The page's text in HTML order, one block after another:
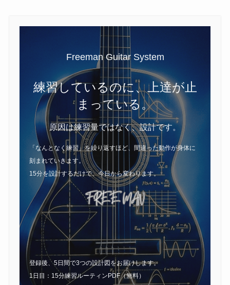
Freeman Guitar System
練習しているのに、上達が止
まっている。
原因は練習量ではなく、設計です。
「なんとなく練習」を繰り返すほど、間違った動作が身体に
刻まれていきます。
15分を設計するだけで、今日から変わります。
登録後、5日間で3つの設計図をお届けします。
1日目：15分練習ルーティンPDF（無料）